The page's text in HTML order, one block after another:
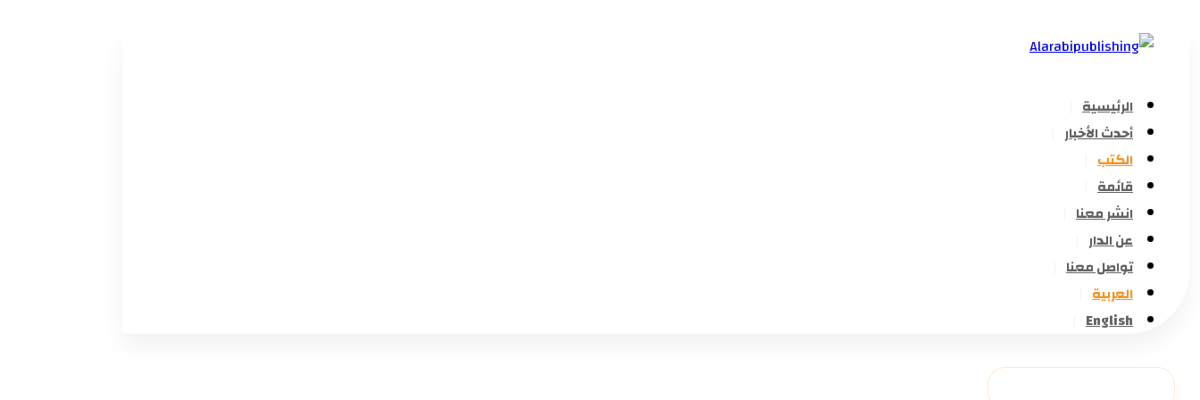
الرئيسية
أحدث الأخبار
الكتب
قائمة
انشر معنا
عن الدار
تواصل معنا
العربية
English